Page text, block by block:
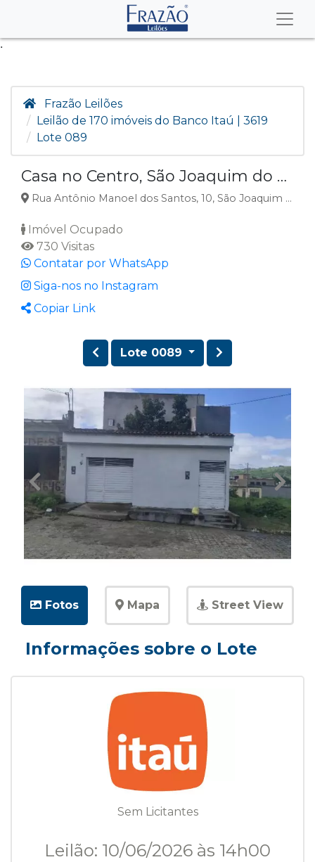
.
Frazão Leilões
Leilão de 170 imóveis do Banco Itaú | 3619
Lote 089
Casa no Centro, São Joaquim do Monte PE
Rua Antônio Manoel dos Santos, 10, São Joaquim do Monte, PE
Imóvel Ocupado
730 Visitas
Contatar por WhatsApp
Siga-nos no Instagram
Copiar Link
Lote 0089
Fotos Mapa Street View
Informações sobre o Lote
Sem Licitantes
Leilão: 10/06/2026 às 14h00